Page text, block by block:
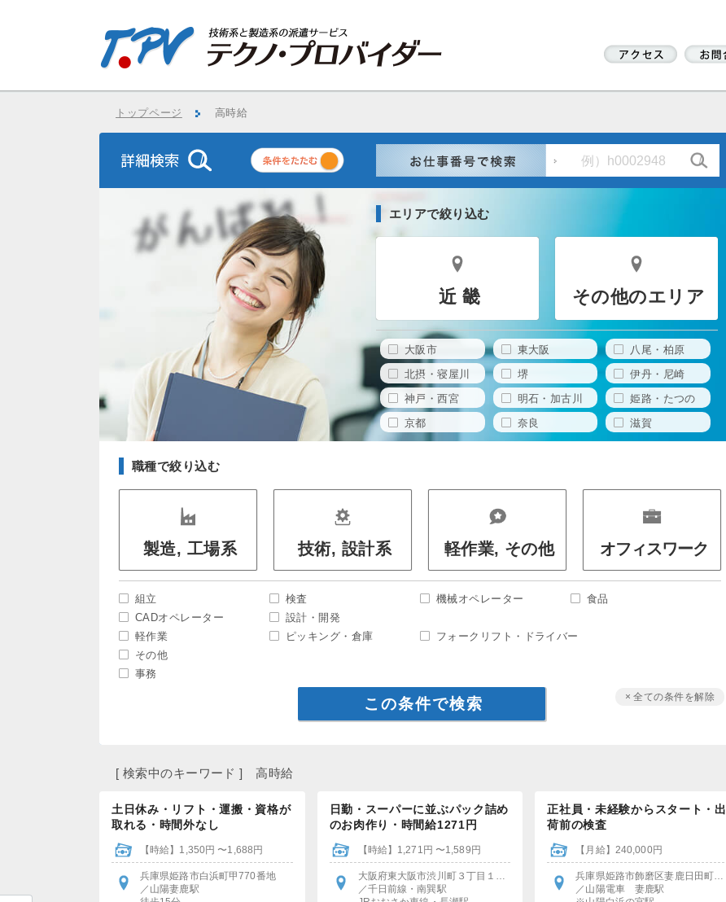
トップページ 高時給
件
エリアで絞り込む
近 畿 その他のエリア
大阪市 東大阪
八尾・柏原
北摂・寝屋川
堺
伊丹・尼崎
神戸・西宮
明石・加古川
姫路・たつの
京都
奈良 滋賀
職種で絞り込む
製造, 工場系 技術, 設計系 軽作業, その他 オフィスワーク
組立 検査 機械オペレーター
食品
CADオペレーター
設計・開発
軽作業
ピッキング・倉庫
フォークリフト・ドライバー
その他
事務
× 全ての条件を解除
[ 検索中のキーワード ] 高時給
土日休み・リフト・運搬・資格が
取れる・時間外なし
【時給】1,350円 〜1,688円
兵庫県姫路市白浜町甲770番地
／山陽妻鹿駅
日勤・スーパーに並ぶパック詰め
のお肉作り・時間給1271円
【時給】1,271円 〜1,589円
大阪府東大阪市渋川町３丁目１２-２５
／千日前線・南巽駅
正社員・未経験からスタート・出
荷前の検査
【月給】240,000円
兵庫県姫路市飾磨区妻鹿日田町１－６
／山陽電車 妻鹿駅